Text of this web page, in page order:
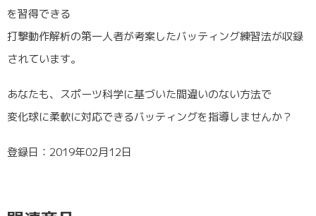
を習得できる
打撃動作解析の第一人者が考案したバッティング練習法が収録
されています。
あなたも、スポーツ科学に基づいた間違いのない方法で
変化球に柔軟に対応できるバッティングを指導しませんか？
登録日：2019年02月12日